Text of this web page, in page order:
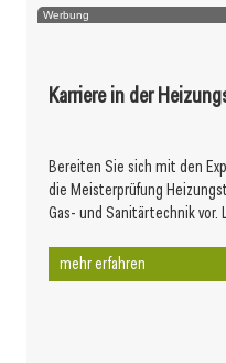
Werbung
Karriere in der
Bereiten Sie sich mit den
die Meisterprüfung
Gas- und Sanitärtechnik
mehr erfahren